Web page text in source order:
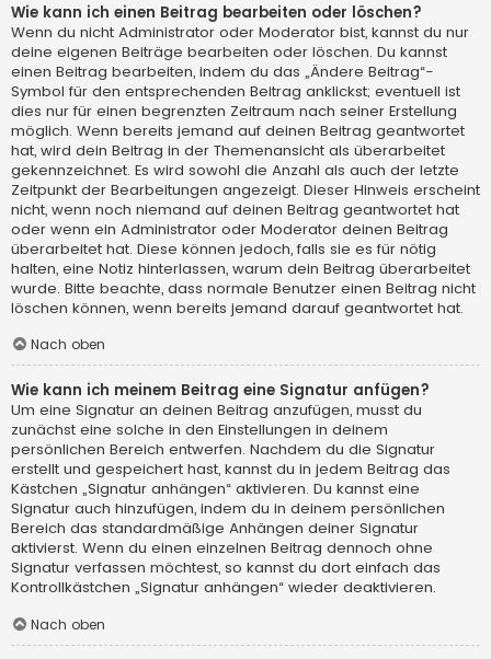
Wie kann ich einen Beitrag bearbeiten oder löschen?
Wenn du nicht Administrator oder Moderator bist, kannst du nur
deine eigenen Beiträge bearbeiten oder löschen. Du kannst
einen Beitrag bearbeiten, indem du das „Ändere Beitrag“-
Symbol für den entsprechenden Beitrag anklickst; eventuell ist
dies nur für einen begrenzten Zeitraum nach seiner Erstellung
möglich. Wenn bereits jemand auf deinen Beitrag geantwortet
hat, wird dein Beitrag in der Themenansicht als überarbeitet
gekennzeichnet. Es wird sowohl die Anzahl als auch der letzte
Zeitpunkt der Bearbeitungen angezeigt. Dieser Hinweis erscheint
nicht, wenn noch niemand auf deinen Beitrag geantwortet hat
oder wenn ein Administrator oder Moderator deinen Beitrag
überarbeitet hat. Diese können jedoch, falls sie es für nötig
halten, eine Notiz hinterlassen, warum dein Beitrag überarbeitet
wurde. Bitte beachte, dass normale Benutzer einen Beitrag nicht
löschen können, wenn bereits jemand darauf geantwortet hat.
Nach oben
Wie kann ich meinem Beitrag eine Signatur anfügen?
Um eine Signatur an deinen Beitrag anzufügen, musst du
zunächst eine solche in den Einstellungen in deinem
persönlichen Bereich entwerfen. Nachdem du die Signatur
erstellt und gespeichert hast, kannst du in jedem Beitrag das
Kästchen „Signatur anhängen“ aktivieren. Du kannst eine
Signatur auch hinzufügen, indem du in deinem persönlichen
Bereich das standardmäßige Anhängen deiner Signatur
aktivierst. Wenn du einen einzelnen Beitrag dennoch ohne
Signatur verfassen möchtest, so kannst du dort einfach das
Kontrollkästchen „Signatur anhängen“ wieder deaktivieren.
Nach oben